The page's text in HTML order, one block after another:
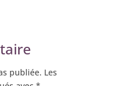
publiée. Les